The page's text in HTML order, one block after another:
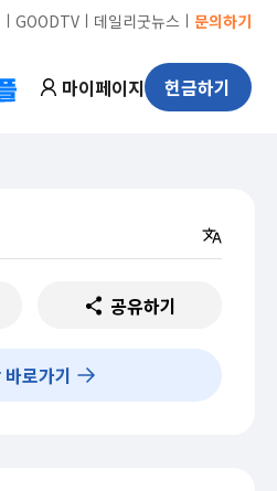
ㅣ GOODTVㅣ 데일리굿뉴스 ㅣ 문의하기
마이페이지 헌금하기
공유하기
바로가기